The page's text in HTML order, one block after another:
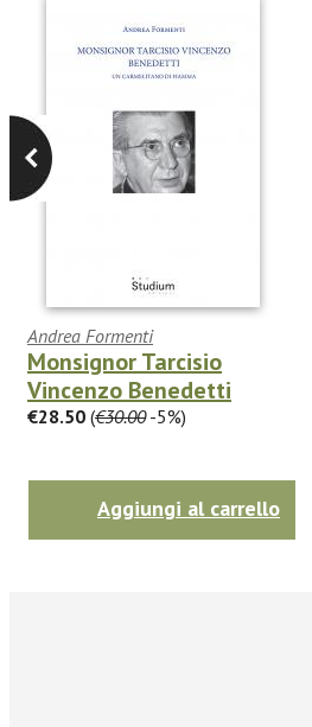
Andrea Formenti
Monsignor Tarcisio
Vincenzo Benedetti
€28.50 (€30.00-5%)
Aggiungi al carrello